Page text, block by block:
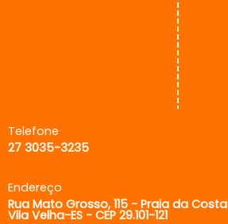
Telefone
27 3035-3235
Endereço
Rua Mato Grosso, 115 - Praia da Costa
Vila Velha-ES - CEP 29.101-121